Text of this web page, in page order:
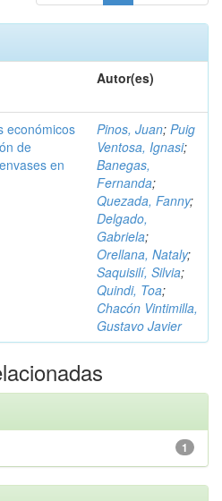
Autor(es)
económicos
de
en
Pinos, Juan; Puig
Ventosa, Ignasi;
Banegas,
Fernanda;
Quezada, Fanny;
Delgado,
Gabriela;
Orellana, Nataly;
Saquisilí, Silvia;
Quindi, Toa;
Chacón Vintimilla,
Gustavo Javier
1